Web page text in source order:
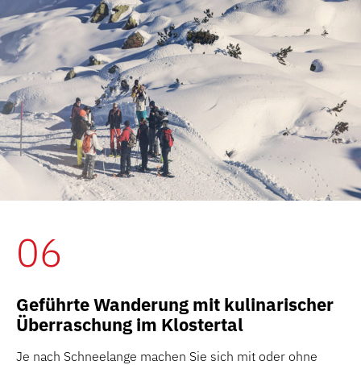
06
Geführte Wanderung mit kulinarischer
Überraschung im Klostertal
Je nach Schneelange machen Sie sich mit oder ohne